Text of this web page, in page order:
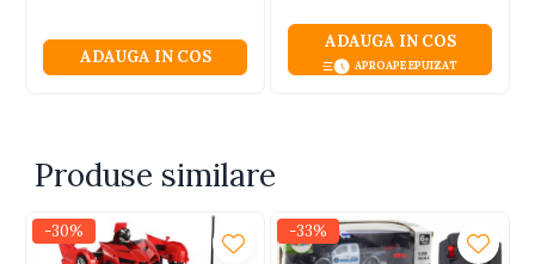
Baieti
Joaca interactiva in interior
ADAUGA IN COS
ADAUGA IN COS
APROAPE EPUIZAT
Produse similare
-30% -33%